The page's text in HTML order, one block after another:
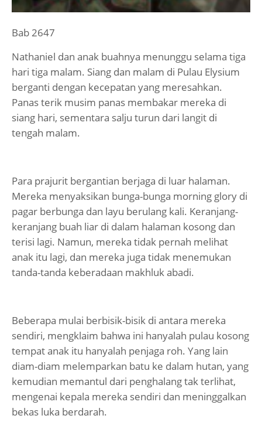
Bab 2647
Nathaniel dan anak buahnya menunggu selama tiga
hari tiga malam. Siang dan malam di Pulau Elysium
berganti dengan kecepatan yang meresahkan.
Panas terik musim panas membakar mereka di
siang hari, sementara salju turun dari langit di
tengah malam.
Para prajurit bergantian berjaga di luar halaman.
Mereka menyaksikan bunga-bunga morning glory di
pagar berbunga dan layu berulang kali. Keranjang-
keranjang buah liar di dalam halaman kosong dan
terisi lagi. Namun, mereka tidak pernah melihat
anak itu lagi, dan mereka juga tidak menemukan
tanda-tanda keberadaan makhluk abadi.
Beberapa mulai berbisik-bisik di antara mereka
sendiri, mengklaim bahwa ini hanyalah pulau kosong
tempat anak itu hanyalah penjaga roh. Yang lain
diam-diam melemparkan batu ke dalam hutan, yang
kemudian memantul dari penghalang tak terlihat,
mengenai kepala mereka sendiri dan meninggalkan
bekas luka berdarah.